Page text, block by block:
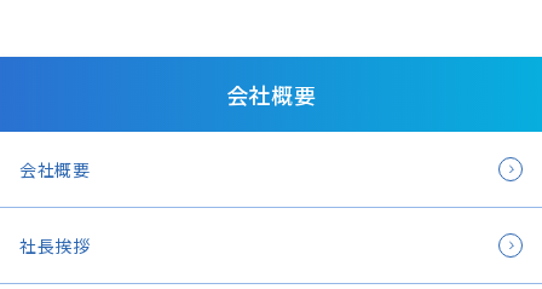
会社概要
会社概要
社長挨拶